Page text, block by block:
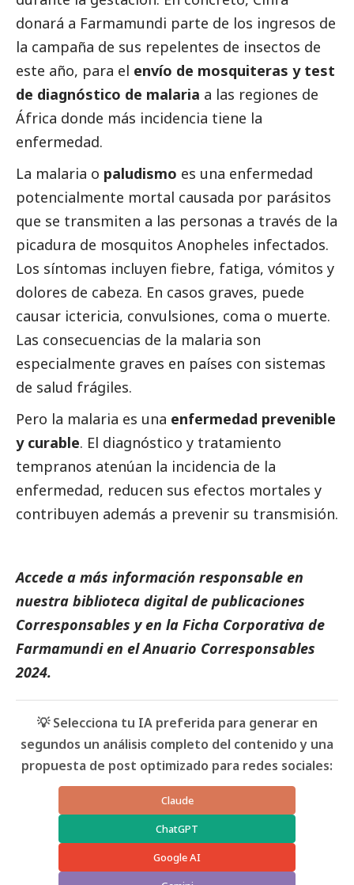
donará a Farmamundi parte de los ingresos de
la campaña de sus repelentes de insectos de
este año, para el envío de mosquiteras y test
de diagnóstico de malaria a las regiones de
África donde más incidencia tiene la
enfermedad.
La malaria o paludismo es una enfermedad
potencialmente mortal causada por parásitos
que se transmiten a las personas a través de la
picadura de mosquitos Anopheles infectados.
Los síntomas incluyen fiebre, fatiga, vómitos y
dolores de cabeza. En casos graves, puede
causar ictericia, convulsiones, coma o muerte.
Las consecuencias de la malaria son
especialmente graves en países con sistemas
de salud frágiles.
Pero la malaria es una enfermedad prevenible
y curable. El diagnóstico y tratamiento
tempranos atenúan la incidencia de la
enfermedad, reducen sus efectos mortales y
contribuyen además a prevenir su transmisión.
Accede a más información responsable en
nuestra biblioteca digital de publicaciones
Corresponsables y en la Ficha Corporativa de
Farmamundien elAnuario Corresponsables
2024.
💡 Selecciona tu IA preferida para generar en
segundos un análisis completo del contenido y una
propuesta de post optimizado para redes sociales:
Claude
ChatGPT
Google AI